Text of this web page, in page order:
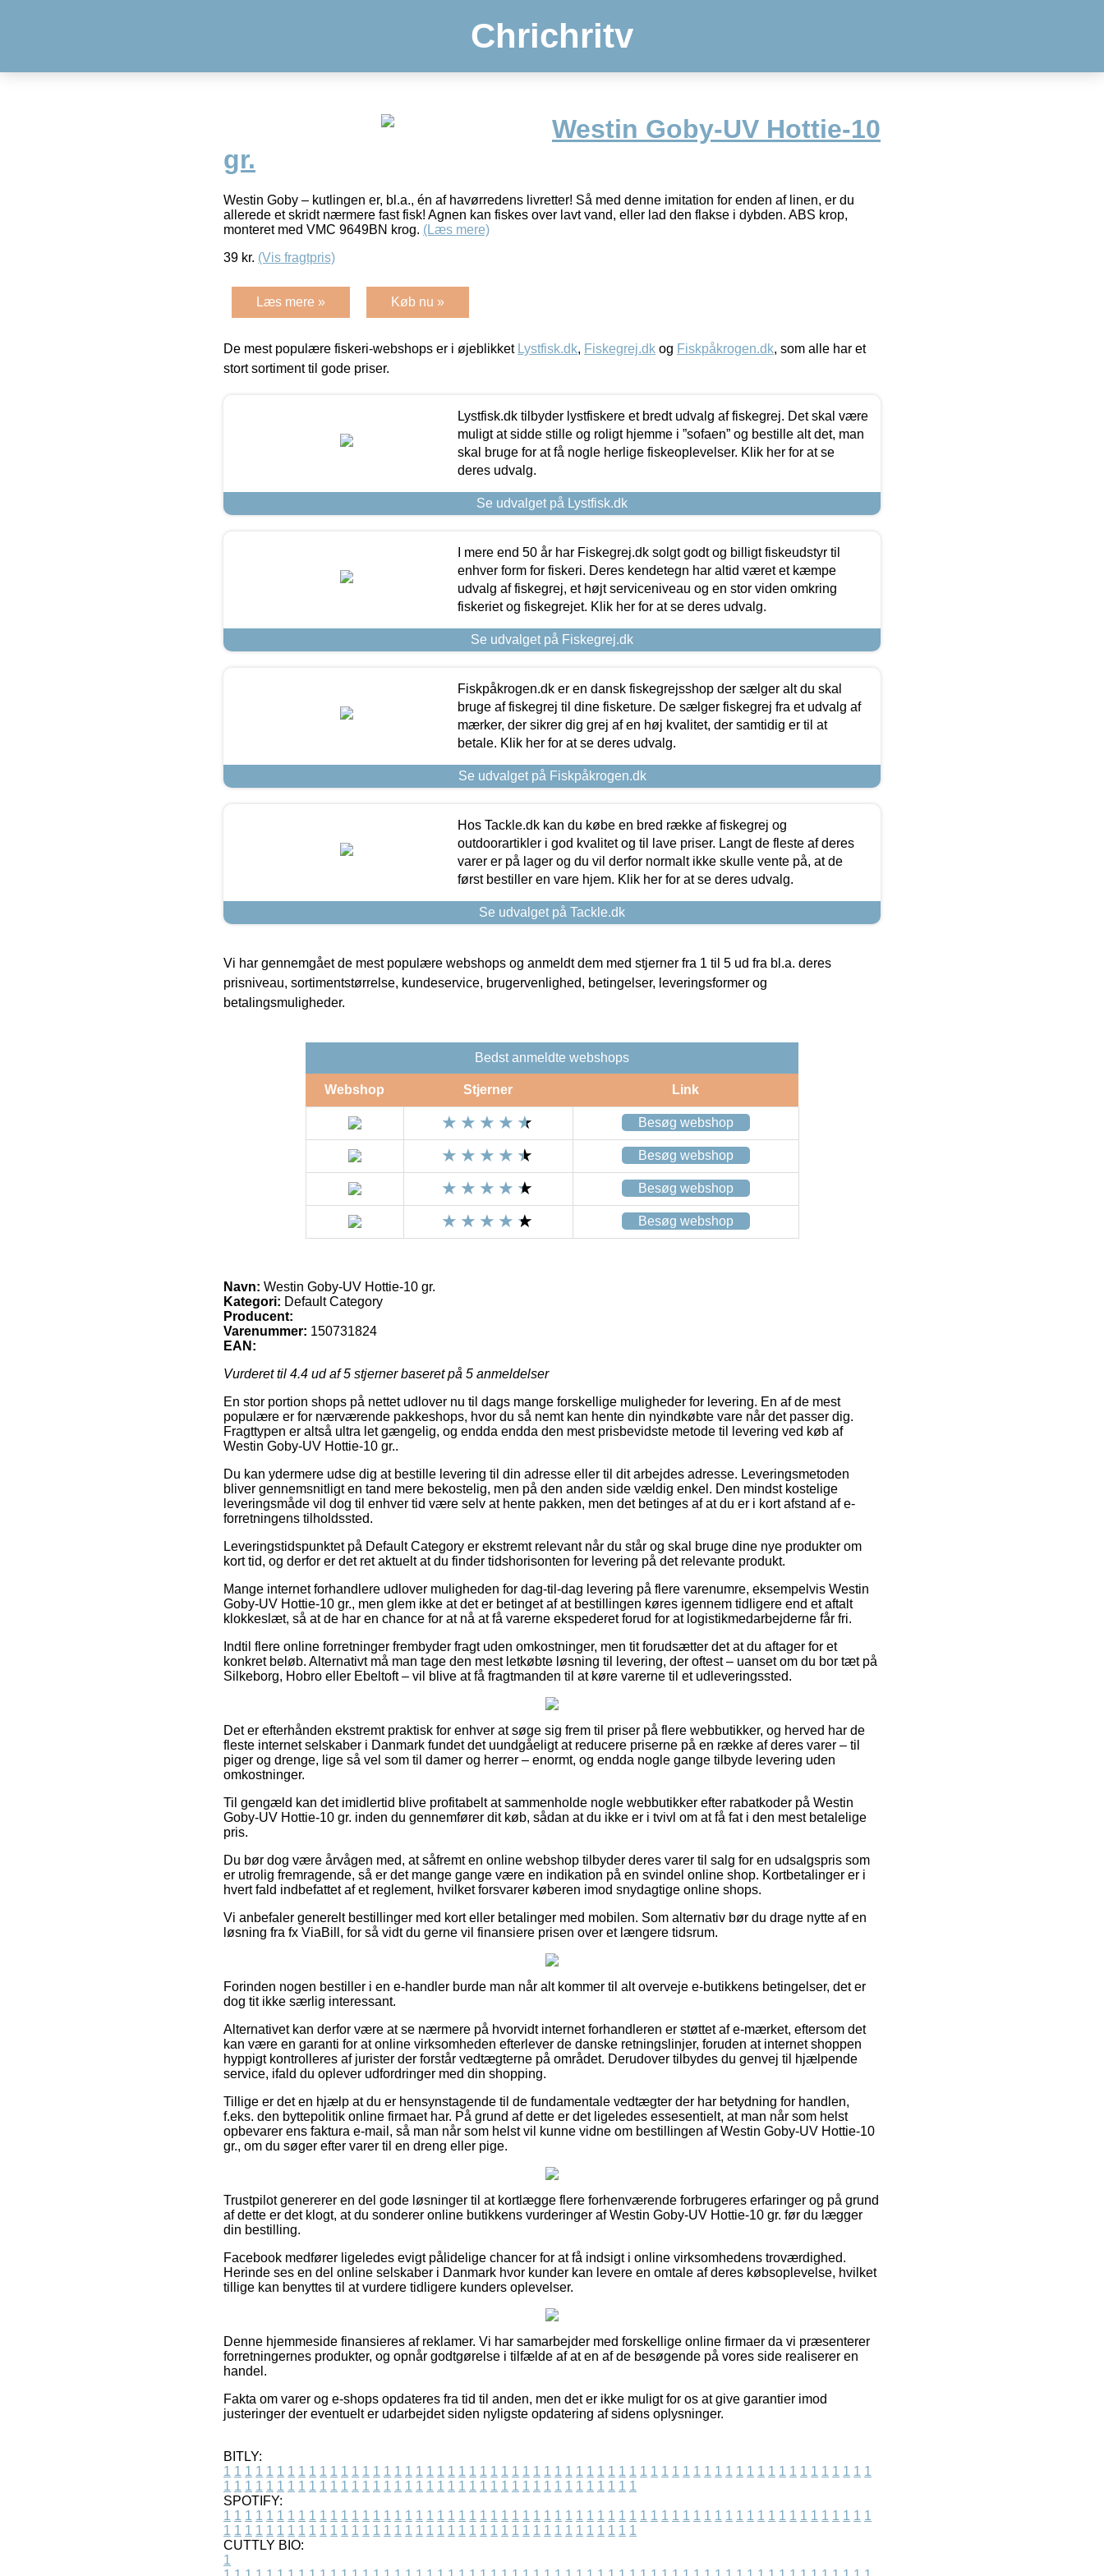
Chrichritv
Westin Goby-UV Hottie-10
gr.
Westin Goby – kutlingen er, bl.a., én af havørredens livretter! Så med denne imitation for enden af linen, er du
allerede et skridt nærmere fast fisk! Agnen kan fiskes over lavt vand, eller lad den flakse i dybden. ABS krop,
monteret med VMC 9649BN krog. (Læs mere)
39 kr. (Vis fragtpris)
Læs mere » Køb nu »
De mest populære fiskeri-webshops er i øjeblikket Lystfisk.dk, Fiskegrej.dk og Fiskpåkrogen.dk, som alle har et
stort sortiment til gode priser.
Lystfisk.dk tilbyder lystfiskere et bredt udvalg af fiskegrej. Det skal være
muligt at sidde stille og roligt hjemme i ”sofaen” og bestille alt det, man
skal bruge for at få nogle herlige fiskeoplevelser. Klik her for at se
deres udvalg.
Se udvalget på Lystfisk.dk
I mere end 50 år har Fiskegrej.dk solgt godt og billigt fiskeudstyr til
enhver form for fiskeri. Deres kendetegn har altid været et kæmpe
udvalg af fiskegrej, et højt serviceniveau og en stor viden omkring
fiskeriet og fiskegrejet. Klik her for at se deres udvalg.
Se udvalget på Fiskegrej.dk
Fiskpåkrogen.dk er en dansk fiskegrejsshop der sælger alt du skal
bruge af fiskegrej til dine fisketure. De sælger fiskegrej fra et udvalg af
mærker, der sikrer dig grej af en høj kvalitet, der samtidig er til at
betale. Klik her for at se deres udvalg.
Se udvalget på Fiskpåkrogen.dk
Hos Tackle.dk kan du købe en bred række af fiskegrej og
outdoorartikler i god kvalitet og til lave priser. Langt de fleste af deres
varer er på lager og du vil derfor normalt ikke skulle vente på, at de
først bestiller en vare hjem. Klik her for at se deres udvalg.
Se udvalget på Tackle.dk
Vi har gennemgået de mest populære webshops og anmeldt dem med stjerner fra 1 til 5 ud fra bl.a. deres
prisniveau, sortimentstørrelse, kundeservice, brugervenlighed, betingelser, leveringsformer og
betalingsmuligheder.
Bedst anmeldte webshops
Webshop Stjerner Link
Besøg webshop
Besøg webshop
Besøg webshop
Besøg webshop
Navn: Westin Goby-UV Hottie-10 gr.
Kategori: Default Category
Producent:
Varenummer: 150731824
EAN:
Vurderet til 4.4 ud af 5 stjerner baseret på 5 anmeldelser
En stor portion shops på nettet udlover nu til dags mange forskellige muligheder for levering. En af de mest
populære er for nærværende pakkeshops, hvor du så nemt kan hente din nyindkøbte vare når det passer dig.
Fragttypen er altså ultra let gængelig, og endda endda den mest prisbevidste metode til levering ved køb af
Westin Goby-UV Hottie-10 gr..
Du kan ydermere udse dig at bestille levering til din adresse eller til dit arbejdes adresse. Leveringsmetoden
bliver gennemsnitligt en tand mere bekostelig, men på den anden side vældig enkel. Den mindst kostelige
leveringsmåde vil dog til enhver tid være selv at hente pakken, men det betinges af at du er i kort afstand af e-
forretningens tilholdssted.
Leveringstidspunktet på Default Category er ekstremt relevant når du står og skal bruge dine nye produkter om
kort tid, og derfor er det ret aktuelt at du finder tidshorisonten for levering på det relevante produkt.
Mange internet forhandlere udlover muligheden for dag-til-dag levering på flere varenumre, eksempelvis Westin
Goby-UV Hottie-10 gr., men glem ikke at det er betinget af at bestillingen køres igennem tidligere end et aftalt
klokkeslæt, så at de har en chance for at nå at få varerne ekspederet forud for at logistikmedarbejderne får fri.
Indtil flere online forretninger frembyder fragt uden omkostninger, men tit forudsætter det at du aftager for et
konkret beløb. Alternativt må man tage den mest letkøbte løsning til levering, der oftest – uanset om du bor tæt på
Silkeborg, Hobro eller Ebeltoft – vil blive at få fragtmanden til at køre varerne til et udleveringssted.
Det er efterhånden ekstremt praktisk for enhver at søge sig frem til priser på flere webbutikker, og herved har de
fleste internet selskaber i Danmark fundet det uundgåeligt at reducere priserne på en række af deres varer – til
piger og drenge, lige så vel som til damer og herrer – enormt, og endda nogle gange tilbyde levering uden
omkostninger.
Til gengæld kan det imidlertid blive profitabelt at sammenholde nogle webbutikker efter rabatkoder på Westin
Goby-UV Hottie-10 gr. inden du gennemfører dit køb, sådan at du ikke er i tvivl om at få fat i den mest betalelige
pris.
Du bør dog være årvågen med, at såfremt en online webshop tilbyder deres varer til salg for en udsalgspris som
er utrolig fremragende, så er det mange gange være en indikation på en svindel online shop. Kortbetalinger er i
hvert fald indbefattet af et reglement, hvilket forsvarer køberen imod snydagtige online shops.
Vi anbefaler generelt bestillinger med kort eller betalinger med mobilen. Som alternativ bør du drage nytte af en
løsning fra fx ViaBill, for så vidt du gerne vil finansiere prisen over et længere tidsrum.
Forinden nogen bestiller i en e-handler burde man når alt kommer til alt overveje e-butikkens betingelser, det er
dog tit ikke særlig interessant.
Alternativet kan derfor være at se nærmere på hvorvidt internet forhandleren er støttet af e-mærket, eftersom det
kan være en garanti for at online virksomheden efterlever de danske retningslinjer, foruden at internet shoppen
hyppigt kontrolleres af jurister der forstår vedtægterne på området. Derudover tilbydes du genvej til hjælpende
service, ifald du oplever udfordringer med din shopping.
Tillige er det en hjælp at du er hensynstagende til de fundamentale vedtægter der har betydning for handlen,
f.eks. den byttepolitik online firmaet har. På grund af dette er det ligeledes essesentielt, at man når som helst
opbevarer ens faktura e-mail, så man når som helst vil kunne vidne om bestillingen af Westin Goby-UV Hottie-10
gr., om du søger efter varer til en dreng eller pige.
Trustpilot genererer en del gode løsninger til at kortlægge flere forhenværende forbrugeres erfaringer og på grund
af dette er det klogt, at du sonderer online butikkens vurderinger af Westin Goby-UV Hottie-10 gr. før du lægger
din bestilling.
Facebook medfører ligeledes evigt pålidelige chancer for at få indsigt i online virksomhedens troværdighed.
Herinde ses en del online selskaber i Danmark hvor kunder kan levere en omtale af deres købsoplevelse, hvilket
tillige kan benyttes til at vurdere tidligere kunders oplevelser.
Denne hjemmeside finansieres af reklamer. Vi har samarbejder med forskellige online firmaer da vi præsenterer
forretningernes produkter, og opnår godtgørelse i tilfælde af at en af de besøgende på vores side realiserer en
handel.
Fakta om varer og e-shops opdateres fra tid til anden, men det er ikke muligt for os at give garantier imod
justeringer der eventuelt er udarbejdet siden nyligste opdatering af sidens oplysninger.
BITLY:
1 1 1 1 1 1 1 1 1 1 1 1 1 1 1 1 1 1 1 1 1 1 1 1 1 1 1 1 1 1 1 1 1 1 1 1 1 1 1 1 1 1 1 1 1 1 1 1 1 1 1 1 1 1 1 1 1 1 1 1 1
1 1 1 1 1 1 1 1 1 1 1 1 1 1 1 1 1 1 1 1 1 1 1 1 1 1 1 1 1 1 1 1 1 1 1 1 1 1 1
SPOTIFY:
1 1 1 1 1 1 1 1 1 1 1 1 1 1 1 1 1 1 1 1 1 1 1 1 1 1 1 1 1 1 1 1 1 1 1 1 1 1 1 1 1 1 1 1 1 1 1 1 1 1 1 1 1 1 1 1 1 1 1 1 1
1 1 1 1 1 1 1 1 1 1 1 1 1 1 1 1 1 1 1 1 1 1 1 1 1 1 1 1 1 1 1 1 1 1 1 1 1 1 1
CUTTLY BIO:
1